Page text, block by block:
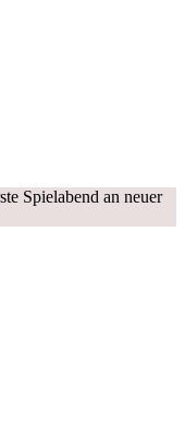
Spielabend an neuer